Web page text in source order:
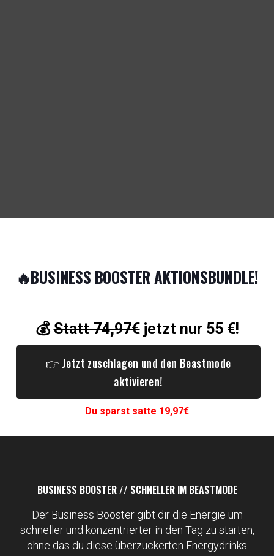
🔥BUSINESS BOOSTER AKTIONSBUNDLE!
💰Statt 74,97€jetzt nur 55 €!
👉 Jetzt zuschlagen und den Beastmode
aktivieren!
Du sparst satte 19,97€
BUSINESS BOOSTER // SCHNELLER IM BEASTMODE
Der Business Booster gibt dir die Energie um
schneller und konzentrierter in den Tag zu starten,
ohne das du diese überzuckerten Energydrinks